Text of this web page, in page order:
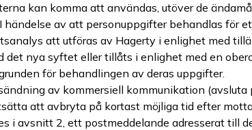
kan komma att användas, utöver de
av att personuppgifter behandlas för
att utföras av Hagerty i enlighet med
nya syftet eller tillåts i enlighet med en
för behandlingen av deras uppgifter.
av kommersiell kommunikation
att avbryta på kortast möjliga tid efter
i avsnitt 2, ett postmeddelande adresserat till